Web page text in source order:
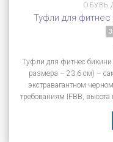
ОБУВЬ
Туфли для фитнес
Туфли для фитнес
размера – 23.6 см) –
экстравагантном
требованиям IFBB,